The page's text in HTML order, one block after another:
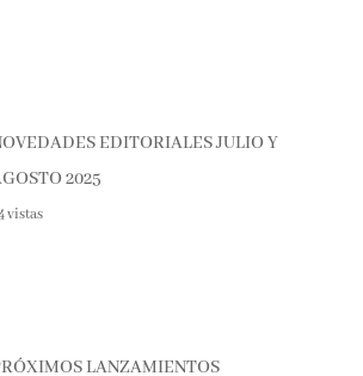
EDITORIALES JULIO Y
2025
vistas
LANZAMIENTOS